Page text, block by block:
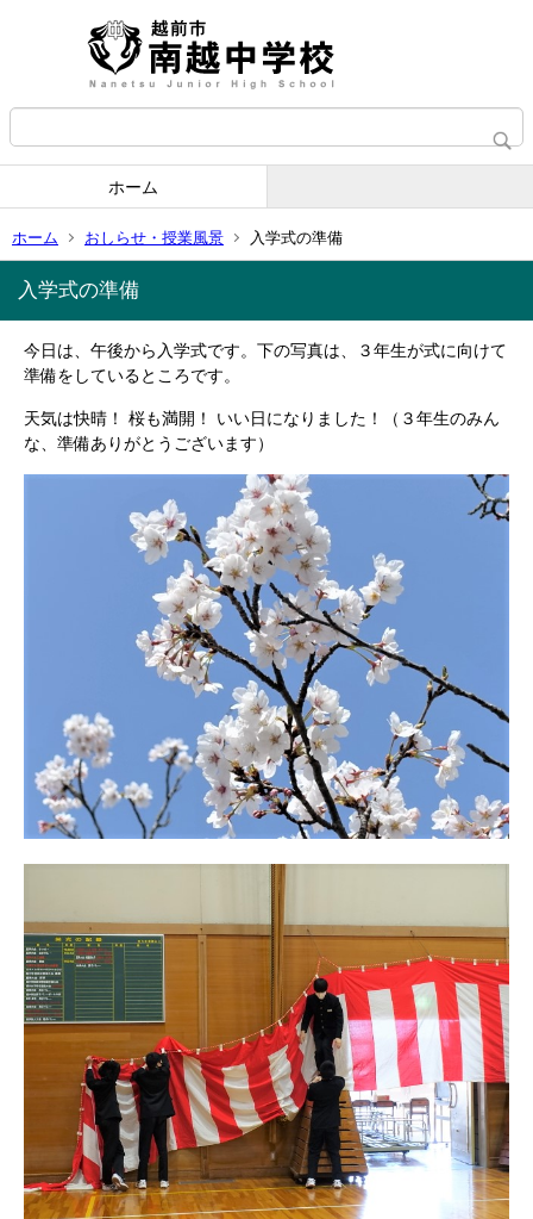
ホーム
ホーム おしらせ・授業風景 入学式の準備
入学式の準備
今日は、午後から入学式です。下の写真は、３年生が式に向けて
準備をしているところです。
天気は快晴！ 桜も満開！ いい日になりました！（３年生のみん
な、準備ありがとうございます）